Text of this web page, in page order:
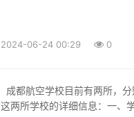
2024-06-24 00:29 0
这两所学校的详细信息：一、